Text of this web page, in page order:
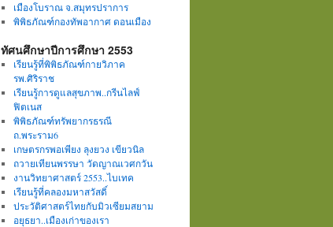
เมืองโบราณ จ.สมุทรปราการ
พิพิธภัณฑ์กองทัพอากาศ ดอนเมือง
ทัศนศึกษาปีการศึกษา 2553
เรียนรู้ที่พิพิธภัณฑ์กายวิภาค
รพ.ศิริราช
เรียนรู้การดูแลสุขภาพ..กรีนไลฟ์
ฟิตเนส
พิพิธภัณฑ์ทรัพยากรธรณี
ถ.พระราม6
เกษตรกรพอเพียง ลุงยวง เขียวนิล
ถวายเทียนพรรษา วัดญาณเวศกวัน
งานวิทยาศาสตร์ 2553..ไบเทค
เรียนรู้ที่คลองมหาสวัสดิ์
ประวัติศาสตร์ไทยกับมิวเซียมสยาม
อยุธยา..เมืองเก่าของเรา